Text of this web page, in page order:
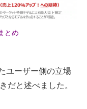
とめ
ユーザー側の立場
だと述べました。